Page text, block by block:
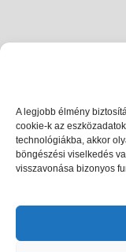
A legjobb élmény
cookie-k az
technológiákba, akkor
böngészési viselkedés
visszavonása bizonyos